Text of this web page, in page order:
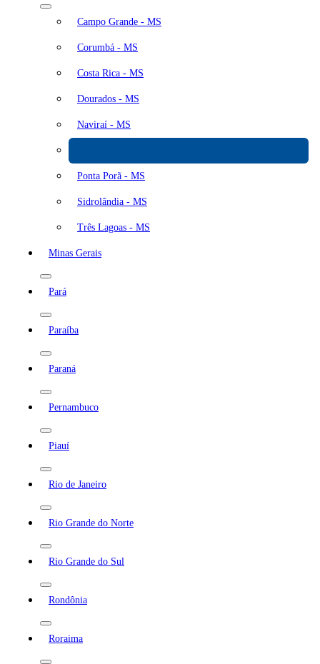
Campo Grande - MS
Corumbá - MS
Costa Rica - MS
Dourados - MS
Naviraí - MS
Ponta Porã - MS
Sidrolândia - MS
Três Lagoas - MS
Minas Gerais
Pará
Paraíba
Paraná
Pernambuco
Piauí
Rio de Janeiro
Rio Grande do Norte
Rio Grande do Sul
Rondônia
Roraima